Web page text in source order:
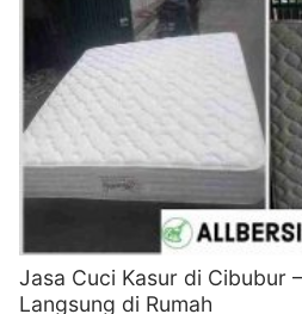
Jasa Cuci Kasur di Cibubur
Langsung di Rumah